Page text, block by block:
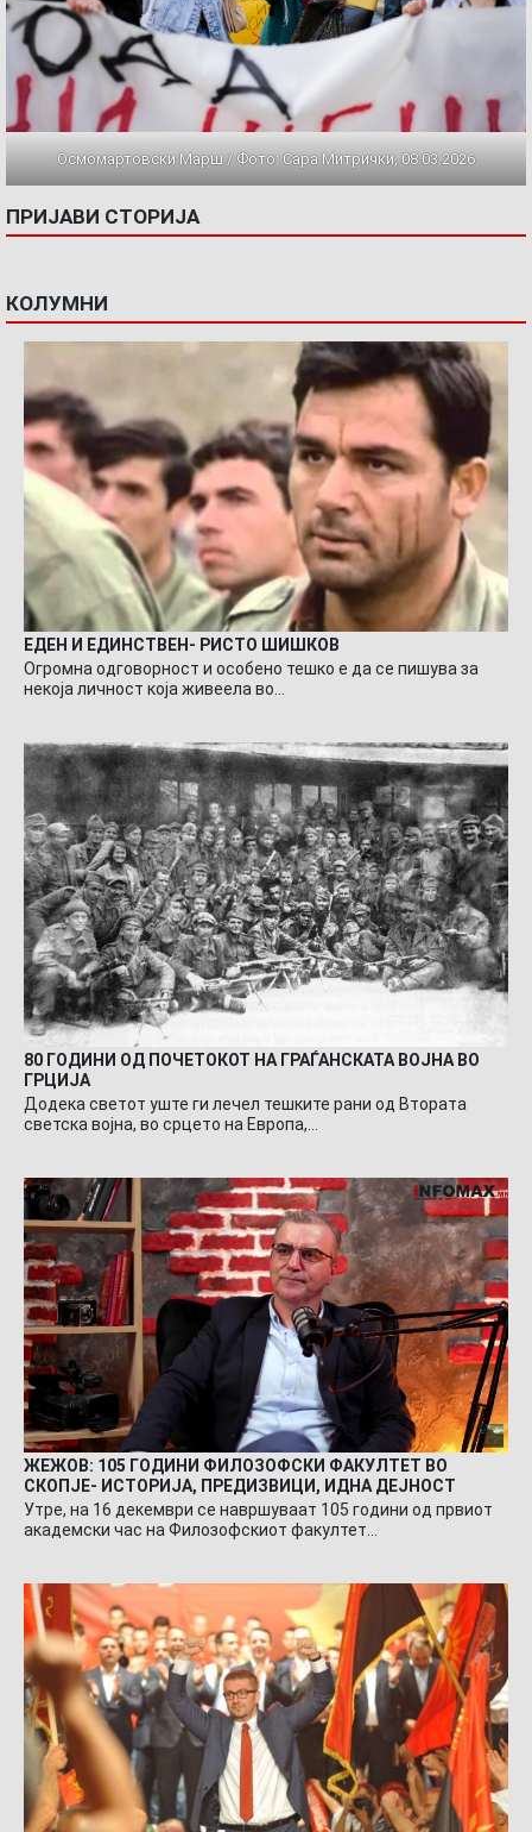
Осмомартовски Марш / Фото: Сара Митрички, 08.03.2026
ПРИЈАВИ СТОРИЈА
КОЛУМНИ
ЕДЕН И ЕДИНСТВЕН- РИСТО ШИШКОВ
Огромна одговорност и особено тешко е да се пишува за
некоја личност која живеела во…
80 ГОДИНИ ОД ПОЧЕТОКОТ НА ГРАЃАНСКАТА ВОЈНА ВО
ГРЦИЈА
Додека светот уште ги лечел тешките рани од Втората
светска војна, во срцето на Европа,…
ЖЕЖОВ: 105 ГОДИНИ ФИЛОЗОФСКИ ФАКУЛТЕТ ВО
СКОПЈЕ- ИСТОРИЈА, ПРЕДИЗВИЦИ, ИДНА ДЕЈНОСТ
Утре, на 16 декември се навршуваат 105 години од првиот
академски час на Филозофскиот факултет…